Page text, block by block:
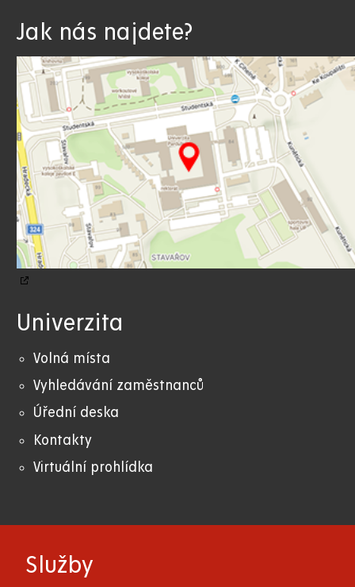
Jak nás najdete?
Univerzita
Volná místa
Vyhledávání zaměstnanců
Úřední deska
Kontakty
Virtuální prohlídka
Služby